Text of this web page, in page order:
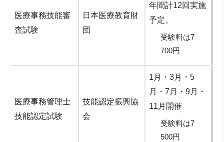
医療事務技能審
査試験
日本医療教育財
団
年間計12回実施
予定。
受験料は7
700円
医療事務管理士
技能認定試験
技能認定振興協
会
1月・3月・5
月・7月・9月・
11月開催
受験料は7
500円